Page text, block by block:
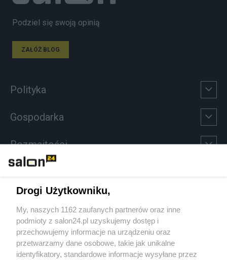
Podziel się swoją opinią
ZAŁÓŻ BLOG
Polityka
Gospodarka
Rozmaitości
Sport
Społeczeństwo
Kultura
Drogi Użytkowniku,
My, naszych 1162 zaufanych partnerów oraz inne
podmioty z salon24.pl uzyskujemy dostęp i
przechowujemy informacje na urządzeniu oraz
przetwarzamy dane osobowe, takie jak unikalne
identyfikatory, standardowe informacje wysyłane przez